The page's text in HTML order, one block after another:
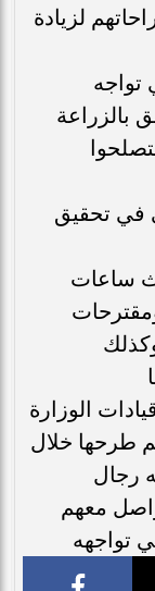
لزيادة
بالزراعة
في تحقيق
ساعات
الوزارة
طرحها خلال
رجال
معهم
تواجهه